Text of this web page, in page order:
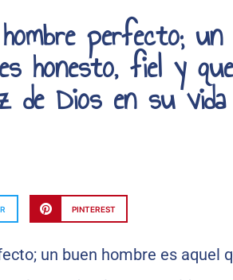
perfecto; un
honesto, fiel y que
de Dios en su
PINTEREST